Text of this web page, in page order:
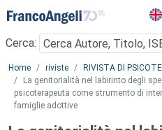
Menu
Cerca:
Main content
Home riviste RIVISTA DI
La genitorialità nel labirinto degli
psicoterapeuta come strumento di
famiglie adottive